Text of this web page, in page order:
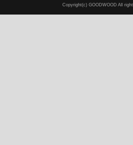
Copyright(c) GOODWOOD All